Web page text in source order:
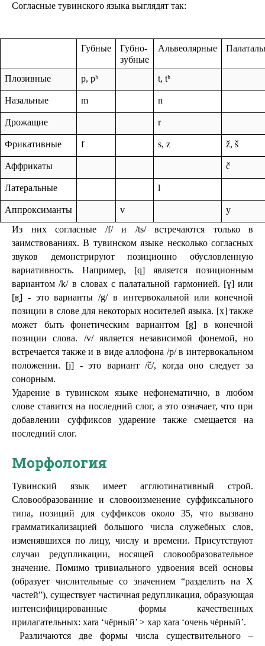
Согласные тувинского языка выглядят так:
Губные
Губно-
зубные
Альвеолярные
Плозивные p, pʰ t, tʰ
Назальные m n
Дрожащие r
Фрикативные f s, z ž, š
Аффрикаты č
Латеральные l
Аппроксиманты v
y
Из них согласные /f/ и /ts/ встречаются только в
заимствованиях. В тувинском языке несколько согласных
звуков демонстрируют позиционно обусловленную
вариативность. Например, [q] является позиционным
вариантом /k/ в словах с палатальной гармонией. [ɣ] или
[ʁ̞] - это варианты /g/ в интервокальной или конечной
позиции в слове для некоторых носителей языка. [x] также
может быть фонетическим вариантом [g] в конечной
позиции слова. /v/ является независимой фонемой, но
встречается также и в виде аллофона /p/ в интервокальном
положении. [j] - это вариант /č/, когда оно следует за
сонорным.
Ударение в тувинском языке нефонематично, в любом
слове ставится на последний слог, а это означает, что при
добавлении суффиксов ударение также смещается на
последний слог.
Морфология
Тувинский язык имеет агглютинативный строй.
Словообразованние и словооизменение суффиксального
типа, позиций для суффиксов около 35, что вызвано
грамматикализацией большого числа служебных слов,
изменявшихся по лицу, числу и времени. Присутствуют
случаи редупликации, носящей словообразовательное
значение. Помимо тривиального удвоения всей основы
(образует числительные со значением “разделить на Х
частей”), существует частичная редупликация, образующая
интенсифицированные формы качественных
прилагательных: xara ‘чёрный’ > xap xara ‘очень чёрный’.
Различаются две формы числа существительного ‒